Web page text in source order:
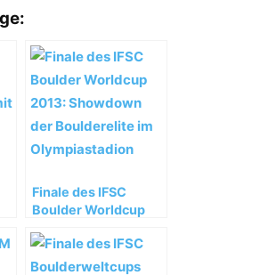
Finale des IFSC
Boulder Worldcup
Boulderelite im
Olympiastadion